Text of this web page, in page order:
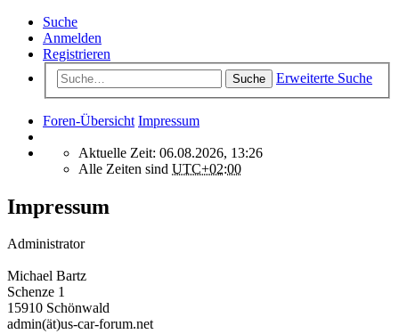
Suche
Anmelden
Registrieren
Suche Erweiterte Suche
Foren-Übersicht Impressum
Aktuelle Zeit: 06.08.2026, 13:26
Alle Zeiten sind UTC+02:00
Impressum
Administrator
Michael Bartz
Schenze 1
15910 Schönwald
admin(ät)us-car-forum.net